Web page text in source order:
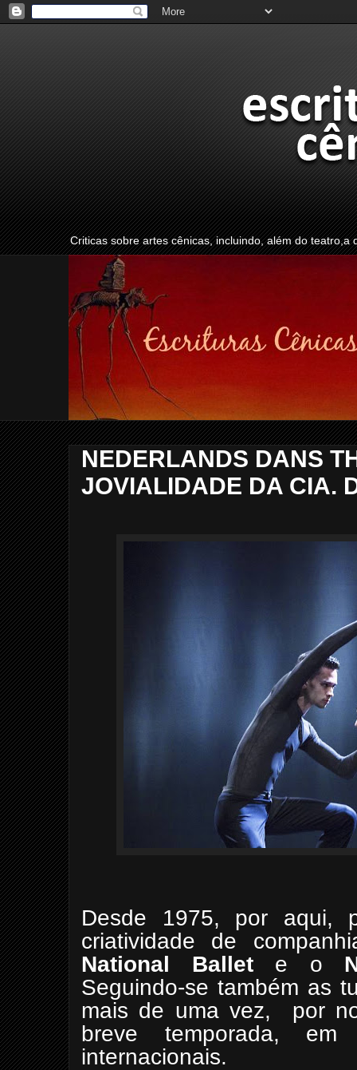
Criticas sobre artes cênicas, incluindo, além do
NEDERLANDS DANS
JOVIALIDADE DA CIA.
Desde 1975, por aqui,
criatividade de
National Ballete o
Seguindo-se também as
mais de uma vez, por
breve temporada,
internacionais.